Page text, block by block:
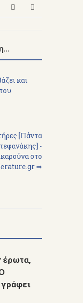
και
[Πάντα
-
στο
⇒
έρωτα,